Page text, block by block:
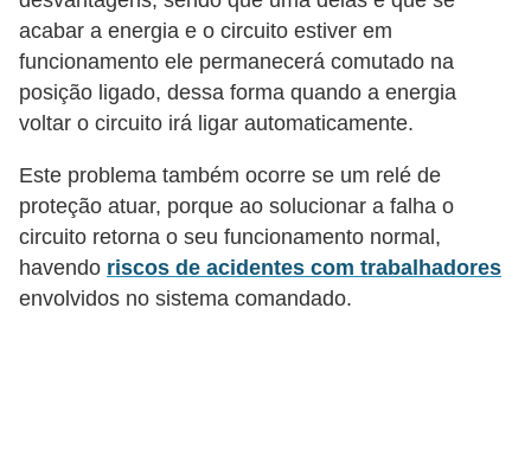
acabar a energia e o circuito estiver em
funcionamento ele permanecerá comutado na
posição ligado, dessa forma quando a energia
voltar o circuito irá ligar automaticamente.
Este problema também ocorre se um relé de
proteção atuar, porque ao solucionar a falha o
circuito retorna o seu funcionamento normal,
havendo riscos de acidentes com trabalhadores
envolvidos no sistema comandado.
e
F
e
r
a
m
e
n